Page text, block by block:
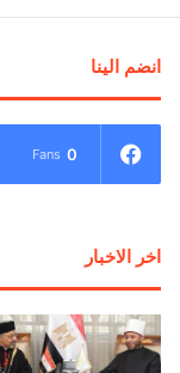
انضم الينا
0
Fans
اخر الاخبار